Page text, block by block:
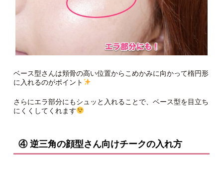
ベース型さんは頬骨の高い位置からこめかみに向かって楕円形
に入れるのがポイント
さらにエラ部分にもシュッと入れることで、ベース型を目立ち
にくくしてくれます
④ 逆三角の顔型さん向けチークの入れ方